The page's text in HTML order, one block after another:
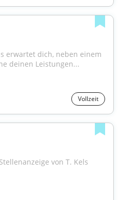
erwartet dich, neben einem
deinen Leistungen...
Vollzeit